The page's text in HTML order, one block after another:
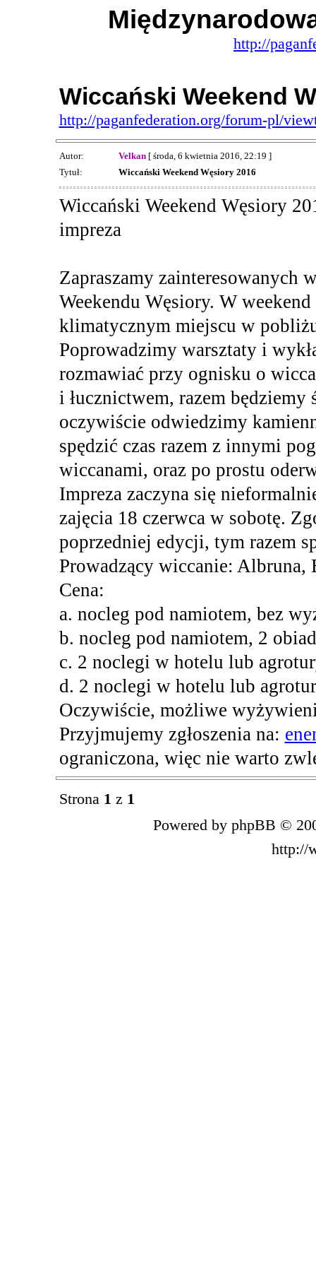
http://
Wiccański Weekend
http://paganfederation.org/forum-pl/
Autor: Velkan[ środa, 6 kwietnia 2016, 22:19 ]
Tytuł:
Wiccański Weekend Węsiory 2016
Wiccański Weekend Węsiory
impreza
Zapraszamy zainteresowanych
Weekendu Węsiory. W
klimatycznym miejscu w
Poprowadzimy warsztaty i
rozmawiać przy ognisku o
i łucznictwem, razem
oczywiście odwiedzimy
spędzić czas razem z innymi
wiccanami, oraz po prostu
Impreza zaczyna się
zajęcia 18 czerwca w sobotę.
poprzedniej edycji, tym razem
Prowadzący wiccanie: Albruna,
Cena:
a. nocleg pod namiotem, bez
b. nocleg pod namiotem, 2
c. 2 noclegi w hotelu lub
d. 2 noclegi w hotelu lub
Oczywiście, możliwe
Przyjmujemy zgłoszenia na:
ograniczona, więc nie warto
Strona 1 z 1
Powered by phpBB ©
http://